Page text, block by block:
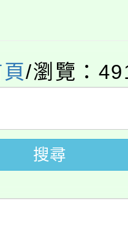
名參加。
查程序及
才培育課程
學年度第
甄選結果(
保險知識
學年度學生
新住民語歌
甄選結果(
學年度第
/瀏覽：
搜尋